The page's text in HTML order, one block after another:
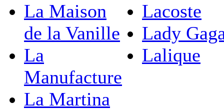
La Maison
de la Vanille
La
Manufacture
La Martina
Lacoste
Lady
Lalique